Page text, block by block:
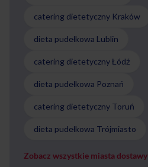
catering dietetyczny Kraków
dieta pudełkowa Lublin
catering dietetyczny Łódź
dieta pudełkowa Poznań
catering dietetyczny Toruń
dieta pudełkowa Trójmiasto
Zobacz wszystkie miasta dostawy